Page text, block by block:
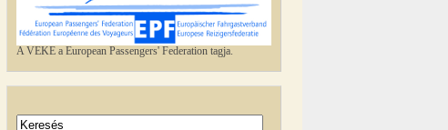
A VEKE a European Passengers' Federation tagja.